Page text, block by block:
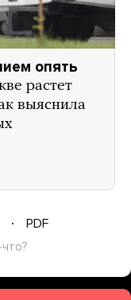
опять
растет
выяснила
PDF